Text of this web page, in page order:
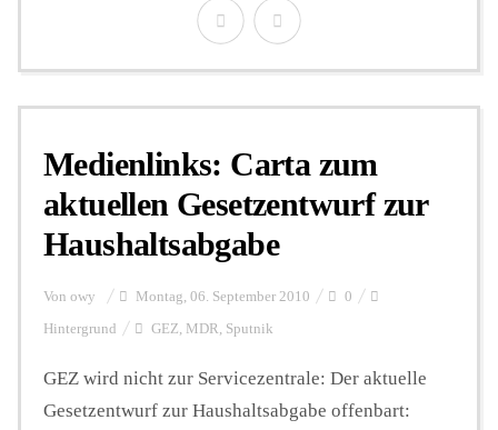
Medienlinks: Carta zum
aktuellen Gesetzentwurf zur
Haushaltsabgabe
Von owy Montag, 06. September 2010 0
Hintergrund GEZ, MDR, Sputnik
GEZ wird nicht zur Servicezentrale: Der aktuelle
Gesetzentwurf zur Haushaltsabgabe offenbart: